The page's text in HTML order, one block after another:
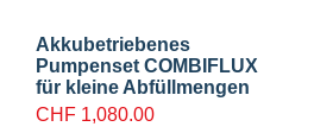
Akkubetriebenes
Pumpenset COMBIFLUX
für kleine Abfüllmengen
CHF 1,080.00